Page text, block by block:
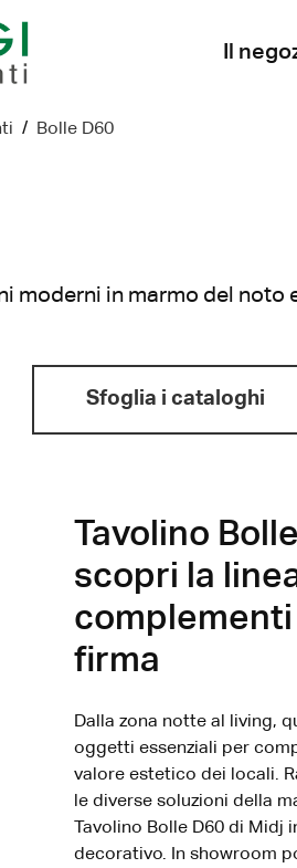
Il
/ Bolle D60
moderni in marmo del noto
Sfoglia i cataloghi
Tavolino
scopri la
firma
Dalla zona notte al living,
oggetti essenziali per
valore estetico dei locali.
le diverse soluzioni della
Tavolino Bolle D60 di Midj
decorativo. In showroom